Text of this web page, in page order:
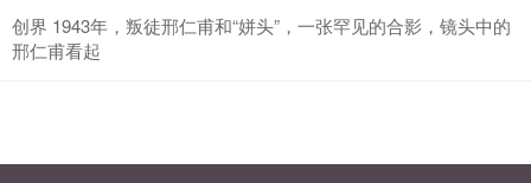
创界 1943年，叛徒邢仁甫和“姘头”，一张罕见的合影，镜头中的
邢仁甫看起